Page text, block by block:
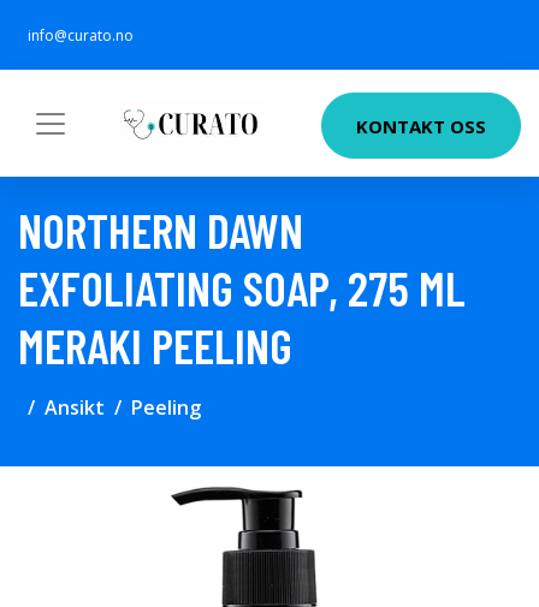
info@curato.no
KONTAKT OSS
NORTHERN DAWN
EXFOLIATING SOAP, 275 ML
MERAKI PEELING
Ansikt Peeling